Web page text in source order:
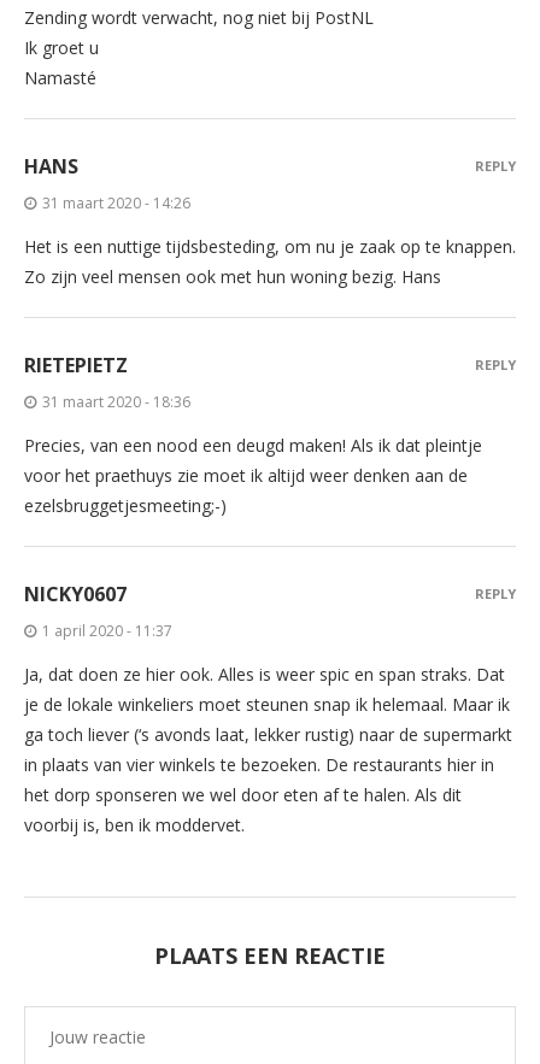
Zending wordt verwacht, nog niet bij PostNL
Ik groet u
Namasté
HANS
31 maart 2020 - 14:26
Het is een nuttige tijdsbesteding, om nu je zaak op te knappen.
Zo zijn veel mensen ook met hun woning bezig. Hans
REPLY
RIETEPIETZ
31 maart 2020 - 18:36
Precies, van een nood een deugd maken! Als ik dat pleintje
voor het praethuys zie moet ik altijd weer denken aan de
ezelsbruggetjesmeeting;-)
REPLY
NICKY0607
1 april 2020 - 11:37
Ja, dat doen ze hier ook. Alles is weer spic en span straks. Dat
je de lokale winkeliers moet steunen snap ik helemaal. Maar ik
ga toch liever (‘s avonds laat, lekker rustig) naar de supermarkt
in plaats van vier winkels te bezoeken. De restaurants hier in
het dorp sponseren we wel door eten af te halen. Als dit
voorbij is, ben ik moddervet.
REPLY
PLAATS EEN REACTIE